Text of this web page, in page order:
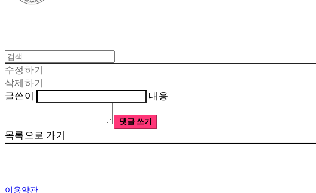
수정하기
삭제하기
글쓴이
내용
댓글 쓰기
목록으로 가기
이용약관